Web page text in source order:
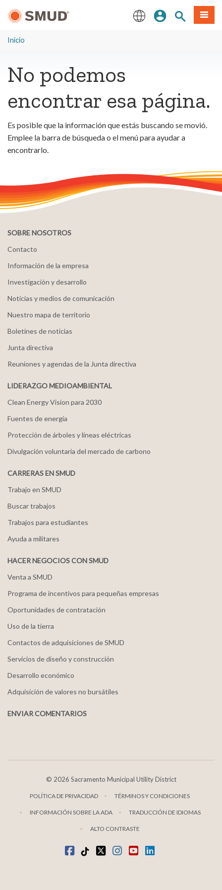
principal
Iniciar sesión
Buscar en
Menú
Inicio
No podemos
encontrar esa página.
Es posible que la información que estás buscando se movió.
Emplee la barra de búsqueda o el menú para ayudar a
encontrarlo.
SOBRE NOSOTROS
Contacto
Información de la empresa
Investigación y desarrollo
Noticias y medios de comunicación
Nuestro mapa de territorio
Boletines de noticias
Junta directiva
Reuniones y agendas de la Junta directiva
LIDERAZGO MEDIOAMBIENTAL
Clean Energy Vision para 2030
Fuentes de energía
Protección de árboles y líneas eléctricas
Divulgación voluntaria del mercado de carbono
CARRERAS EN SMUD
Trabajo en SMUD
Buscar trabajos
Trabajos para estudiantes
Ayuda a militares
HACER NEGOCIOS CON SMUD
Venta a SMUD
Programa de incentivos para pequeñas empresas
Oportunidades de contratación
Uso de la tierra
Contactos de adquisiciones de SMUD
Servicios de diseño y construcción
Desarrollo económico
Adquisición de valores no bursátiles
ENVIAR COMENTARIOS
© 2026 Sacramento Municipal Utility District
POLÍTICA DE PRIVACIDAD TÉRMINOS Y CONDICIONES
INFORMACIÓN SOBRE LA ADA TRADUCCIÓN DE IDIOMAS
ALTO CONTRASTE
Facebook
TikToktwitterInstagram
youtubeLinkedIn